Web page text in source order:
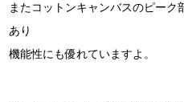
またコットンキャンバスのピーク
あり
機能性にも優れていますよ。